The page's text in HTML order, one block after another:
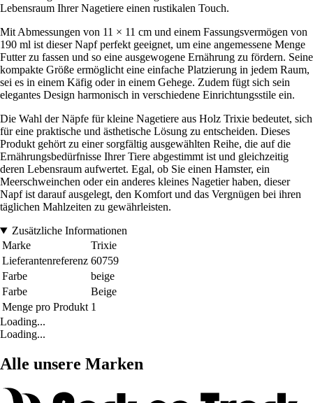
Lebensraum Ihrer Nagetiere einen rustikalen Touch.
Mit Abmessungen von 11 × 11 cm und einem Fassungsvermögen von
190 ml ist dieser Napf perfekt geeignet, um eine angemessene Menge
Futter zu fassen und so eine ausgewogene Ernährung zu fördern. Seine
kompakte Größe ermöglicht eine einfache Platzierung in jedem Raum,
sei es in einem Käfig oder in einem Gehege. Zudem fügt sich sein
elegantes Design harmonisch in verschiedene Einrichtungsstile ein.
Die Wahl der Näpfe für kleine Nagetiere aus Holz Trixie bedeutet, sich
für eine praktische und ästhetische Lösung zu entscheiden. Dieses
Produkt gehört zu einer sorgfältig ausgewählten Reihe, die auf die
Ernährungsbedürfnisse Ihrer Tiere abgestimmt ist und gleichzeitig
deren Lebensraum aufwertet. Egal, ob Sie einen Hamster, ein
Meerschweinchen oder ein anderes kleines Nagetier haben, dieser
Napf ist darauf ausgelegt, den Komfort und das Vergnügen bei ihren
täglichen Mahlzeiten zu gewährleisten.
Zusätzliche Informationen
Marke
Trixie
Lieferantenreferenz 60759
Farbe
beige
Farbe
Beige
Menge pro Produkt 1
Loading...
Loading...
Alle unsere Marken